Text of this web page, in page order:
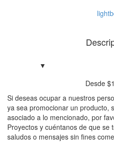
Desde $
Si deseas ocupar a nuestros
ya sea promocionar un producto,
asociado a lo mencionado, por
Proyectos y cuéntanos de que se
saludos o mensajes sin fines